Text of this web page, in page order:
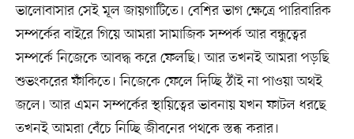
ভালোবাসার সেই মূল জায়গাটিতে। বেশির ভাগ ক্ষেত্রে পারিবারিক
সম্পর্কের বাইরে গিয়ে আমরা সামাজিক সম্পর্ক আর বন্ধুত্বের
সম্পর্কে নিজেকে আবদ্ধ করে ফেলছি। আর তখনই আমরা পড়ছি
শুভংকরের ফাঁকিতে। নিজেকে ফেলে দিচ্ছি ঠাঁই না পাওয়া অথই
জলে। আর এমন সম্পর্কের স্থায়িত্বের ভাবনায় যখন ফাটল ধরছে
তখনই আমরা বেঁচে নিচ্ছি জীবনের পথকে স্তব্ধ করার।